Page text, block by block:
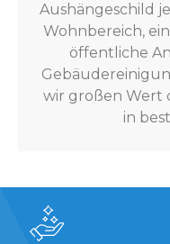
Aushängeschild
Wohnbereich,
öffentliche
wir großen Wert
in